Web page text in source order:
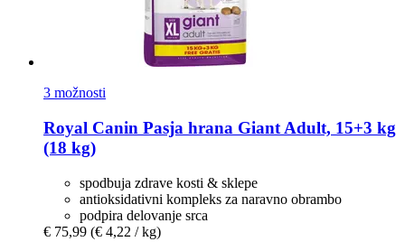
3 možnosti
Royal Canin Pasja hrana Giant Adult, 15+3 kg
(18 kg)
spodbuja zdrave kosti & sklepe
antioksidativni kompleks za naravno obrambo
podpira delovanje srca
€ 75,99 (€ 4,22 / kg)